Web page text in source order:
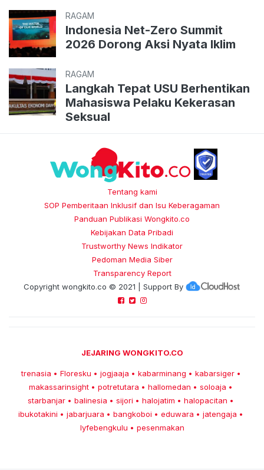
RAGAM
Indonesia Net-Zero Summit
2026 Dorong Aksi Nyata Iklim
RAGAM
Langkah Tepat USU Berhentikan
Mahasiswa Pelaku Kekerasan
Seksual
Tentang kami
SOP Pemberitaan Inklusif dan Isu Keberagaman
Panduan Publikasi Wongkito.co
Kebijakan Data Pribadi
Trustworthy News Indikator
Pedoman Media Siber
Transparency Report
Copyright wongkito.co © 2021 | Support By
JEJARING WONGKITO.CO
trenasia • Floresku • jogjaaja • kabarminang • kabarsiger •
makassarinsight • potretutara • hallomedan • soloaja •
starbanjar • balinesia • sijori • halojatim • halopacitan •
ibukotakini • jabarjuara • bangkoboi • eduwara • jatengaja •
lyfebengkulu • pesenmakan